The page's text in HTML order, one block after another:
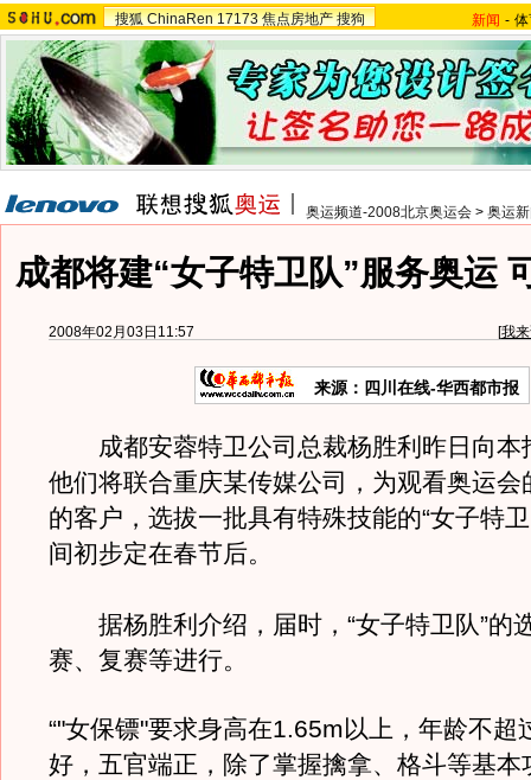
搜狐 ChinaRen 17173 焦点房地产 搜狗 新闻 -
奥运频道-2008北京奥运会 > 奥运
成都将建“女子特卫队”服务奥运
2008年02月03日11:57 [我
来源：四川在线-华西都市报
成都安蓉特卫公司总裁杨胜利昨日向本
他们将联合重庆某传媒公司，为观看奥运会
的客户，选拔一批具有特殊技能的“女子特
间初步定在春节后。
据杨胜利介绍，届时，“女子特卫队”的
赛、复赛等进行。
“"女保镖"要求身高在1.65m以上，年龄不超
好，五官端正，除了掌握擒拿、格斗等基本